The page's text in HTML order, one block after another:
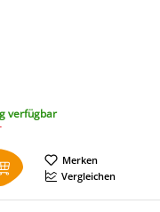
verfügbar
Merken
Vergleichen